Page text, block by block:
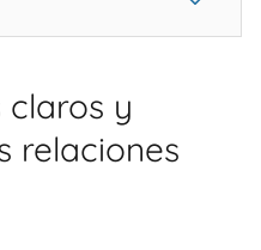
claros y
relaciones